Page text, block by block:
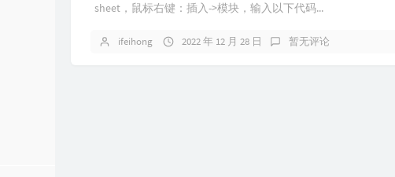
sheet，鼠标右键：插入->模块，输入以下代码...
ifeihong 2022 年 12 月 28 日 暂无评论